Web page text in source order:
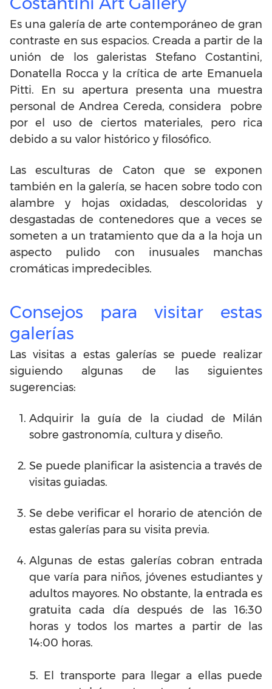
Es una galería de arte contemporáneo de gran
contraste en sus espacios. Creada a partir de la
unión de los galeristas Stefano Costantini,
Donatella Rocca y la crítica de arte Emanuela
Pitti. En su apertura presenta una muestra
personal de Andrea Cereda, considera pobre
por el uso de ciertos materiales, pero rica
debido a su valor histórico y filosófico.
Las esculturas de Caton que se exponen
también en la galería, se hacen sobre todo con
alambre y hojas oxidadas, descoloridas y
desgastadas de contenedores que a veces se
someten a un tratamiento que da a la hoja un
aspecto pulido con inusuales manchas
cromáticas impredecibles.
Consejos para visitar estas
galerías
Las visitas a estas galerías se puede realizar
siguiendo algunas de las siguientes
sugerencias:
Adquirir la guía de la ciudad de Milán
sobre gastronomía, cultura y diseño.
Se puede planificar la asistencia a través de
visitas guiadas.
Se debe verificar el horario de atención de
estas galerías para su visita previa.
Algunas de estas galerías cobran entrada
que varía para niños, jóvenes estudiantes y
adultos mayores. No obstante, la entrada es
gratuita cada día después de las 16:30
horas y todos los martes a partir de las
14:00 horas.
5. El transporte para llegar a ellas puede